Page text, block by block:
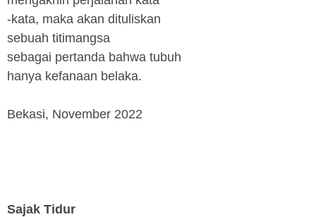
-kata, maka akan dituliskan
sebuah titimangsa
sebagai pertanda bahwa tubuh
hanya kefanaan belaka.
Bekasi, November 2022
Sajak Tidur